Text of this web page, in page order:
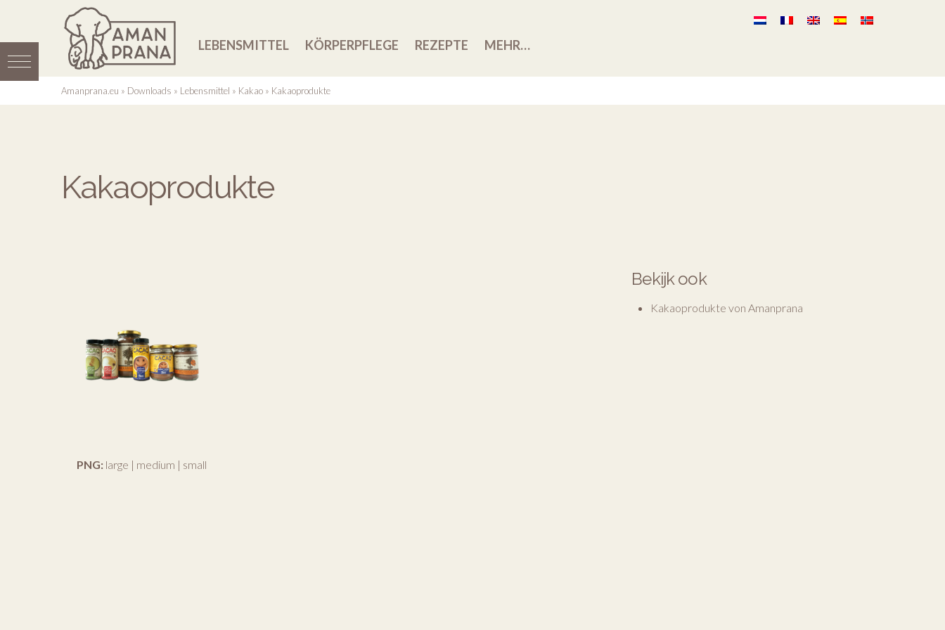
LEBENSMITTEL KÖRPERPFLEGE REZEPTE MEHR…
Amanprana.eu » Downloads » Lebensmittel » Kakao » Kakaoprodukte
Kakaoprodukte
PNG: large | medium | small
Bekijk ook
Kakaoprodukte von Amanprana